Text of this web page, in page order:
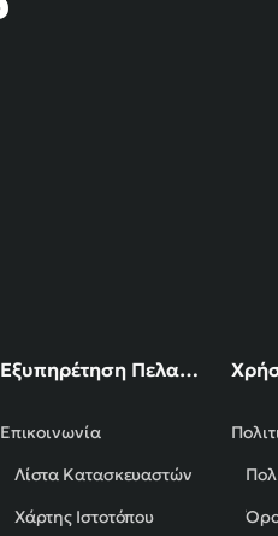
Εξυπηρέτηση Πελατών
Επικοινωνία
Λίστα Κατασκευαστών
Χάρτης Ιστοτόπου